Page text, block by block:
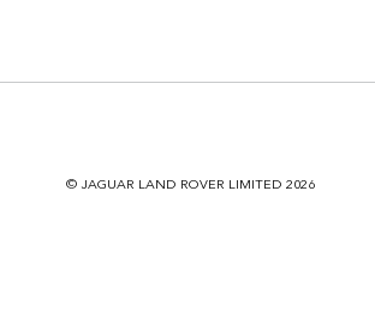
© JAGUAR LAND ROVER LIMITED 2026